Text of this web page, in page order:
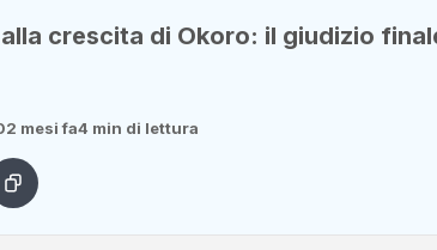
crescita di Okoro: il giudizio
2 mesi fa4 min di lettura